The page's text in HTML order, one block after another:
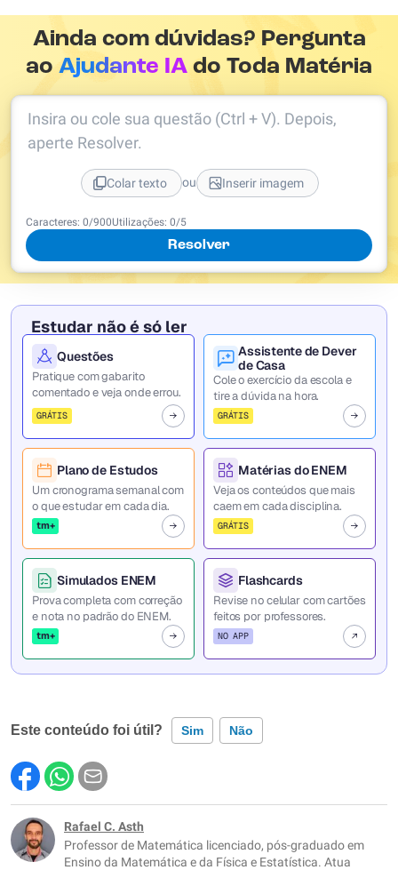
Ainda com dúvidas? Pergunta
aoAjudante IA do Toda Matéria
Caracteres: 0/900Utilizações: 0/5
Resolver
Insira ou cole sua questão (Ctrl + V). Depois,
aperte Resolver.
Colar texto ou Inserir imagem
Estudar não é só ler
Questões
Pratique com gabarito
comentado e veja onde errou.
GRÁTIS
Assistente de Dever
de Casa
Cole o exercício da escola e
tire a dúvida na hora.
GRÁTIS
Plano de Estudos
Um cronograma semanal com
o que estudar em cada dia.
tm+
Matérias do ENEM
Veja os conteúdos que mais
caem em cada disciplina.
GRÁTIS
Simulados ENEM
Prova completa com correção
e nota no padrão do ENEM.
tm+
Flashcards
Revise no celular com cartões
feitos por professores.
NO APP
Este conteúdo foi útil? Sim Não
Este conteúdo contém informação incorreta
Este conteúdo não tem a informação que procuro
Outro
Rafael C. Asth
Professor de Matemática licenciado, pós-graduado em
Ensino da Matemática e da Física e Estatística. Atua